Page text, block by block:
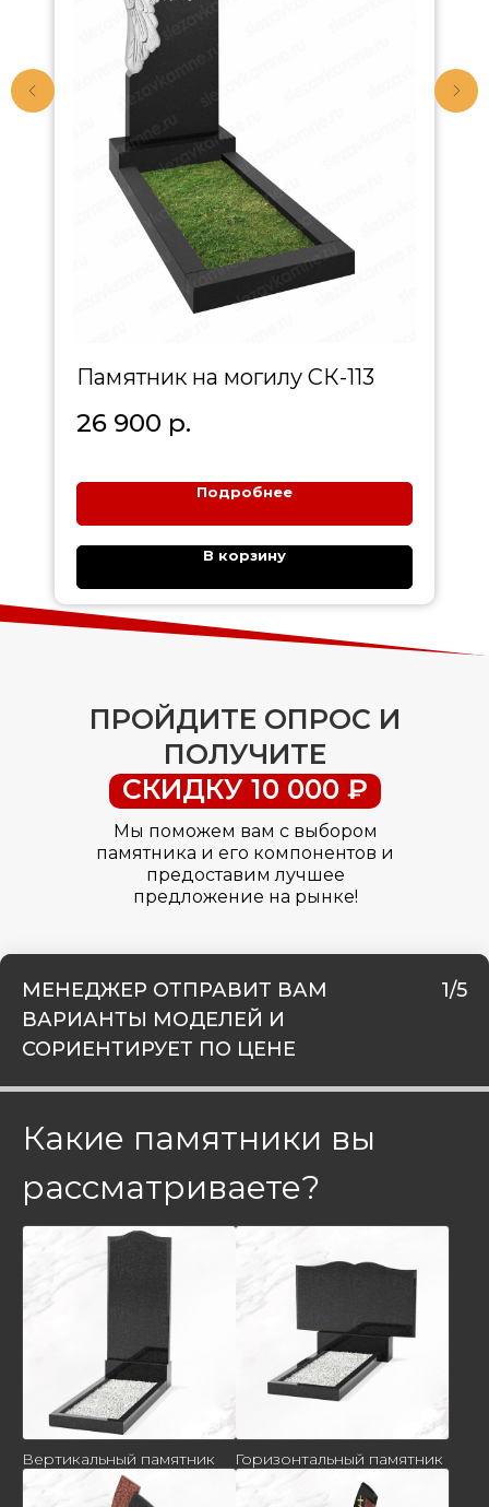
Памятник на могилу СК-113
26 900 р.
Подробнее
В корзину
ПРОЙДИТЕ ОПРОС И
ПОЛУЧИТЕ
СКИДКУ 10 000 ₽
Мы поможем вам с выбором
памятника и его компонентов и
предоставим лучшее
предложение на рынке!
МЕНЕДЖЕР ОТПРАВИТ ВАМ
ВАРИАНТЫ МОДЕЛЕЙ И
СОРИЕНТИРУЕТ ПО ЦЕНЕ
1/5
Какие памятники вы
рассматриваете?
Вертикальный памятник Горизонтальный памятник